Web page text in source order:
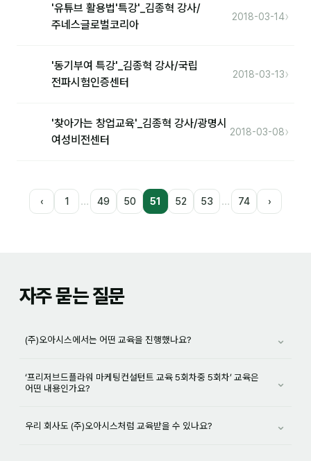
'유튜브 활용법'특강'_김종혁 강사/
주네스글로벌코리아
2018-03-14›
'동기부여 특강'_김종혁 강사/국립
전파시험인증센터
2018-03-13›
'찾아가는 창업교육'_김종혁 강사/광명시
여성비전센터
2018-03-08›
‹ 1 … 49 50 51 52 53 … 74 ›
자주 묻는 질문
(주)오아시스에서는 어떤 교육을 진행했나요? ⌄
‘프리저브드플라워 마케팅컨설턴트 교육 5회차중 5회차’ 교육은
어떤 내용인가요?
⌄
우리 회사도 (주)오아시스처럼 교육받을 수 있나요? ⌄